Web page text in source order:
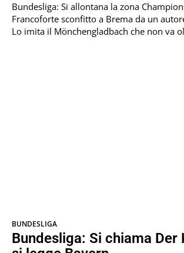
Bundesliga: Si allontana la zona
Francoforte sconfitto a Brema da un
Lo imita il Mönchengladbach che non va
BUNDESLIGA
Bundesliga: Si chiama Der